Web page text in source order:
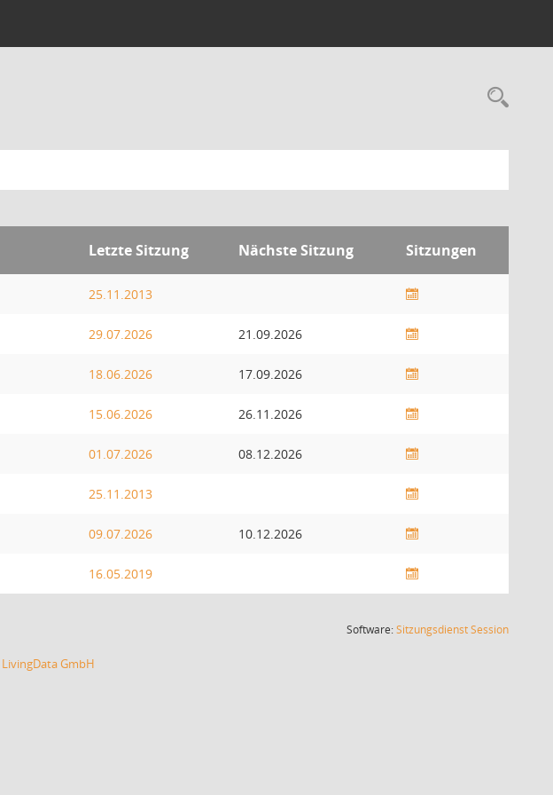
Letzte Sitzung Nächste Sitzung Sitzungen
25.11.2013
29.07.2026 21.09.2026
18.06.2026 17.09.2026
15.06.2026 26.11.2026
01.07.2026 08.12.2026
25.11.2013
09.07.2026 10.12.2026
16.05.2019
Software:SitzungsdienstSession(Wird in
LivingData GmbH